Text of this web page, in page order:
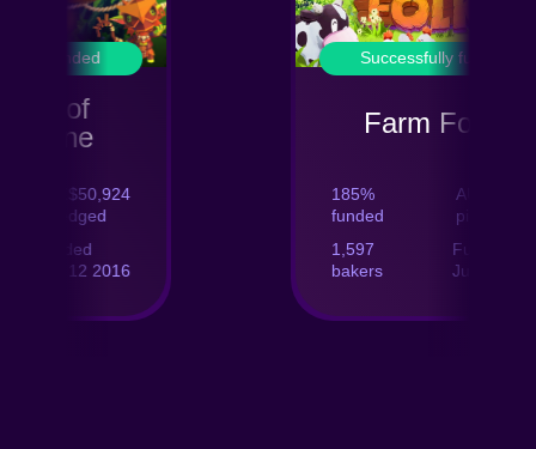
Successfully funded
Farm Folks
AU$92,882
piedged
Funded
Jul 26 2018